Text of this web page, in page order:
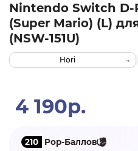
Nintendo Switch D-
(Super Mario) (L)
(NSW-151U)
Hori
4 190р.
210 Pop-Баллов